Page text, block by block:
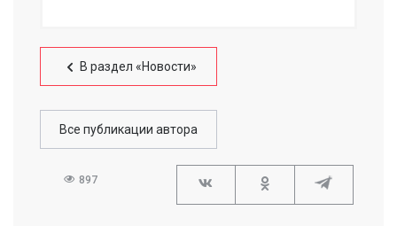
В раздел «Новости»
Все публикации автора
897